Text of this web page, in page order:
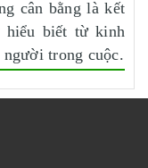
cân bằng là kết
hiểu biết từ kinh
trong cuộc.